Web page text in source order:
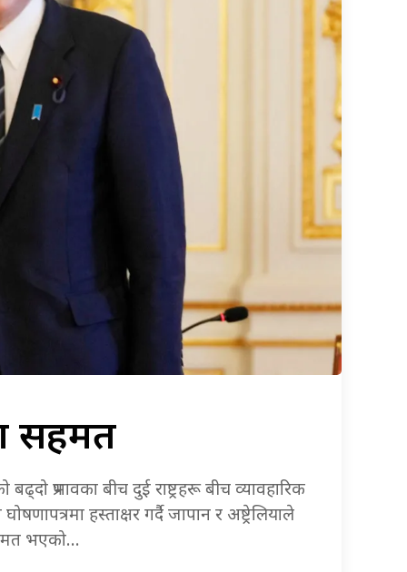
सहमत
बढ्दो प्रभावका बीच दुई राष्ट्रहरू बीच व्यावहारिक
हस्ताक्षर गर्दै जापान र अष्ट्रेलियाले
भएको…